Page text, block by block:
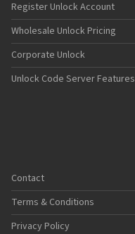
Sagem MC959
Sagem MC959 R
Sagem MU2005
Sagem MW-X1
Sagem MW3020
Sagem MW3022
Sagem MW3052
Sagem MW3062
Sagem MW932
Sagem MW936
Register Unlock Account
Wholesale Unlock Pricing
Corporate Unlock
Unlock Code Server Features
Contact
Terms & Conditions
Privacy Policy